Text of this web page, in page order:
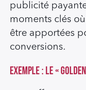
publicité
moments clés
être apportées
conversions.
Exemple : le «